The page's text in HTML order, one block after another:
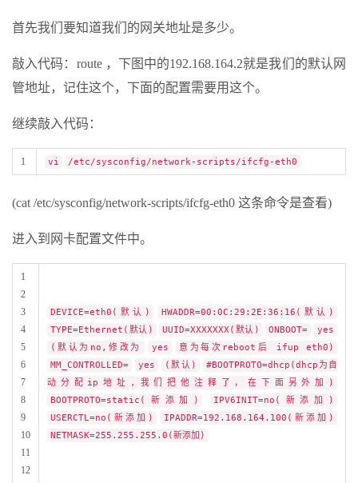
首先我们要知道我们的网关地址是多少。
敲入代码：route ，下图中的192.168.164.2就是我们的默认网
管地址，记住这个，下面的配置需要用这个。
继续敲入代码：
1 vi /etc/sysconfig/network-scripts/ifcfg-eth0
(cat /etc/sysconfig/network-scripts/ifcfg-eth0 这条命令是查看)
进入到网卡配置文件中。
1
2
3
4
5
6
7
8
9
10
11
12
DEVICE=eth0(默认)
HWADDR=00:0C:29:2E:36:16(默认)
TYPE=Ethernet(默认)
UUID=XXXXXXX(默认) ONBOOT=
yes
(默认为no,修改为
yes
意为每次reboot后 ifup eth0)
MM_CONTROLLED=
yes (默认)
#BOOTPROTO=dhcp(dhcp为自
动分配ip地址,我们把他注释了，在下面另外加)
BOOTPROTO=static(新添加)
IPV6INIT=no(新添加)
USERCTL=no(新添加)
IPADDR=192.168.164.100(新添加)
NETMASK=255.255.255.0(新添加)